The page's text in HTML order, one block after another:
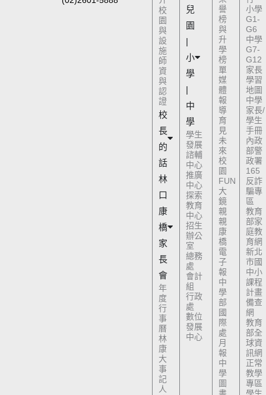
校
園
與
設
施
師
資
與
認
證
校
長
的
話
林
口
康
橋
家
長
會
年
度
行
事
曆
林
康
大
事
記
人
兒
園
|
小
學
|
中
學
學生
發展
諮輔
中心
推廣
中心
探索
教育
中心
招生
辦公
室
總務
處
會計
組
行政
處
數位
發展
中心
譽
榜
與
升
學
榜
單
媒
體
報
導
育
見
未
來
校
園
FUN
大
鏡
親
親
康
橋
電
子
報
中
學
部
國
際
處
月
報
中
學
圖
書
小學
G1-
G6
中學
G7-
G12
家長
學習
地圖
中學
家長/
學生
手冊
內政
部警
政署
165
反詐
騙專
區
教育
部家
庭教
育網
新北
市國
中小
課程
計畫
備查
網
教育
部全
球資
訊網
正常
教學
專區
學生